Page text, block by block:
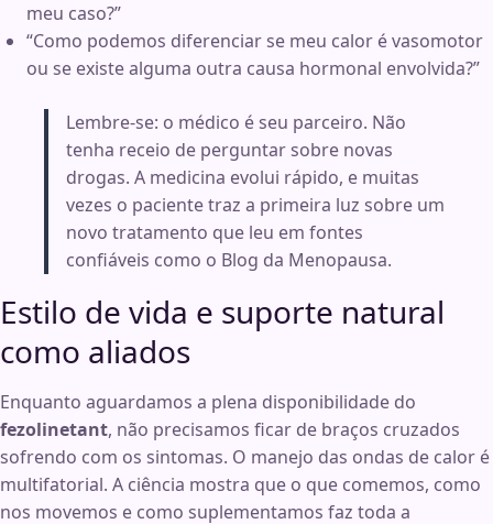
meu caso?”
“Como podemos diferenciar se meu calor é vasomotor
ou se existe alguma outra causa hormonal envolvida?”
Lembre-se: o médico é seu parceiro. Não
tenha receio de perguntar sobre novas
drogas. A medicina evolui rápido, e muitas
vezes o paciente traz a primeira luz sobre um
novo tratamento que leu em fontes
confiáveis como o Blog da Menopausa.
Estilo de vida e suporte natural
como aliados
Enquanto aguardamos a plena disponibilidade do
fezolinetant, não precisamos ficar de braços cruzados
sofrendo com os sintomas. O manejo das ondas de calor é
multifatorial. A ciência mostra que o que comemos, como
nos movemos e como suplementamos faz toda a